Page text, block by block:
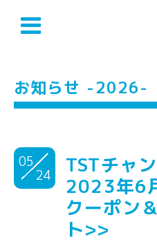
お知らせ -2026-
05
24
TSTチャ
2023年6
クーポン
ト>>